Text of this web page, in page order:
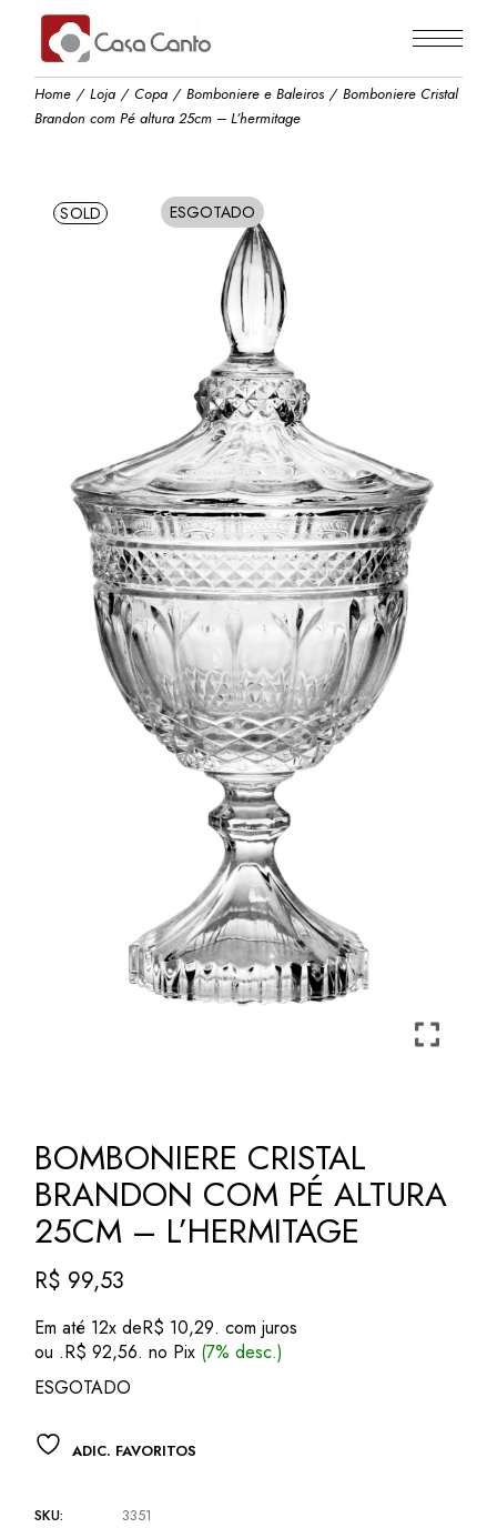
content
Home Loja Copa Bomboniere e Baleiros
Bomboniere Cristal
Brandon com Pé altura 25cm – L’hermitage
SOLD ESGOTADO
BOMBONIERE CRISTAL
BRANDON COM PÉ ALTURA
25CM – L’HERMITAGE
R$ 99,53
Em até 12x deR$ 10,29. com juros
ou .R$ 92,56. no Pix (7% desc.)
ESGOTADO
ADIC. FAVORITOS
SKU:
3351